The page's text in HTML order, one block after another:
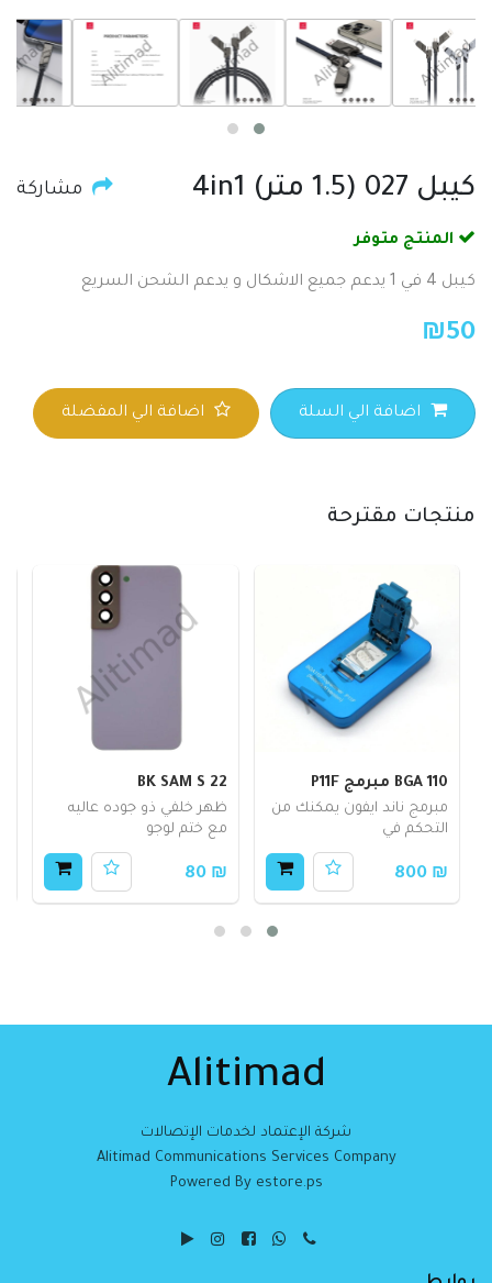
كيبل 027 (1.5 متر) 4in1 مشاركة
المنتج متوفر
كيبل 4 في 1 يدعم جميع الاشكال و يدعم الشحن السريع
₪50
اضافة الي السلة اضافة الي المفضلة
منتجات مقترحة
BGA 110 مبرمج P11F
مبرمج ناند ايفون يمكنك من
التحكم في
₪ 800
BK SAM S 22
ظهر خلفي ذو جوده عاليه
مع ختم لوجو
₪ 80
Alitimad
شركة الإعتماد لخدمات الإتصالات
Alitimad Communications Services Company
Powered By estore.ps